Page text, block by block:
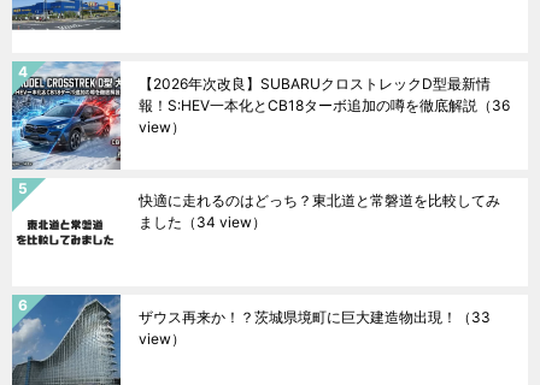
【2026年次改良】SUBARUクロストレックD型最新情
報！S:HEV一本化とCB18ターボ追加の噂を徹底解説 （36
view）
快適に走れるのはどっち？東北道と常磐道を比較してみ
ました （34 view）
ザウス再来か！？茨城県境町に巨大建造物出現！
（33
view）